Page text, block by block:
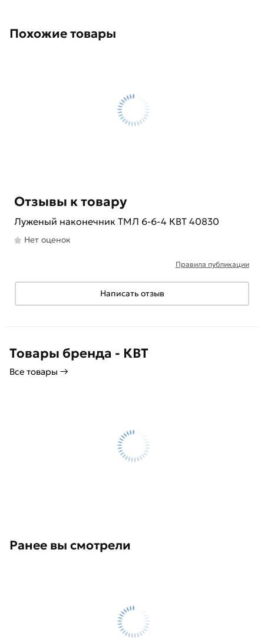
Похожие товары
Отзывы к товару
Луженый наконечник ТМЛ 6-6-4 КВТ 40830
Нет оценок
Правила публикации
Написать отзыв
Товары бренда - КВТ
Все товары →
Ранее вы смотрели